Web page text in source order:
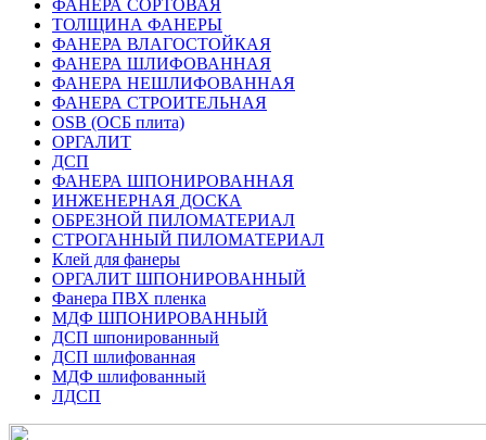
ФАНЕРА СОРТОВАЯ
ТОЛЩИНА ФАНЕРЫ
ФАНЕРА ВЛАГОСТОЙКАЯ
ФАНЕРА ШЛИФОВАННАЯ
ФАНЕРА НЕШЛИФОВАННАЯ
ФАНЕРА СТРОИТЕЛЬНАЯ
OSB (ОСБ плита)
ОРГАЛИТ
ДСП
ФАНЕРА ШПОНИРОВАННАЯ
ИНЖЕНЕРНАЯ ДОСКА
ОБРЕЗНОЙ ПИЛОМАТЕРИАЛ
СТРОГАННЫЙ ПИЛОМАТЕРИАЛ
Клей для фанеры
ОРГАЛИТ ШПОНИРОВАННЫЙ
Фанера ПВХ пленка
МДФ ШПОНИРОВАННЫЙ
ДСП шпонированный
ДСП шлифованная
МДФ шлифованный
ЛДСП